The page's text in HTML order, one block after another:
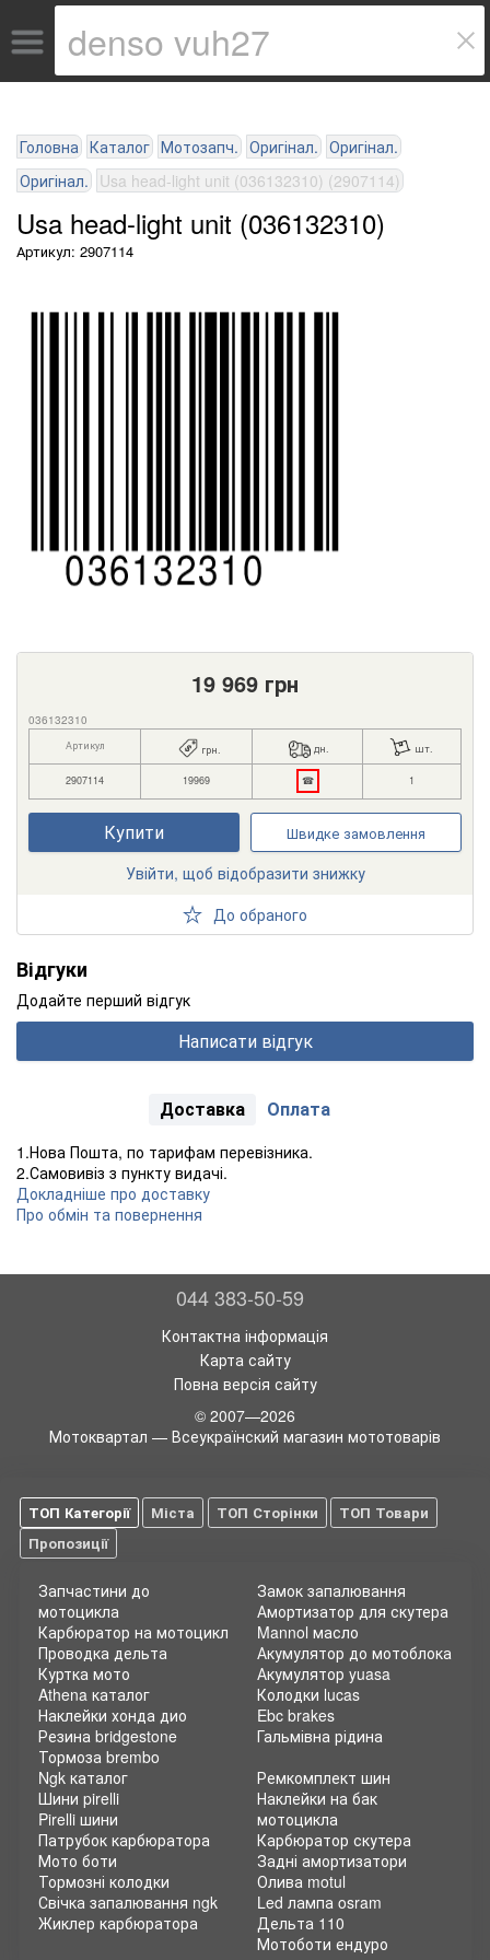
Головна Каталог Мотозапч. Оригінал. Оригінал.
Оригінал. Usa head-light unit (036132310) (2907114)
Usa head-light unit (036132310)
Артикул: 2907114
19 969 грн
036132310
Артикул грн. дн. шт.
2907114 19969 ☎ 1
Купити Швидке замовлення
Увійти, щоб відобразити знижку
До обраного
Відгуки
Додайте перший відгук
Написати відгук
Доставка Оплата
1.Нова Пошта, по тарифам перевізника.
2.Самовивіз з пункту видачі.
Докладніше про доставку
Про обмін та повернення
044 383-50-59
Контактна інформація
Карта сайту
Повна версія сайту
© 2007—2026
Мотоквартал — Всеукраїнский магазин мототоварів
ТОП Категорії Міста ТОП Сторінки
ТОП Товари
Пропозиції
Запчастини до
мотоцикла
Карбюратор на мотоцикл
Проводка дельта
Куртка мото
Athena каталог
Наклейки хонда дио
Резина bridgestone
Тормоза brembo
Замок запалювання
Амортизатор для скутера
Mannol масло
Акумулятор до мотоблока
Акумулятор yuasa
Колодки lucas
Ebc brakes
Гальмівна рідина
Ngk каталог
Шини pirelli
Pirelli шини
Патрубок карбюратора
Мото боти
Тормозні колодки
Свічка запалювання ngk
Жиклер карбюратора
Ремкомплект шин
Наклейки на бак
мотоцикла
Карбюратор скутера
Задні амортизатори
Олива motul
Led лампа osram
Дельта 110
Мотоботи ендуро